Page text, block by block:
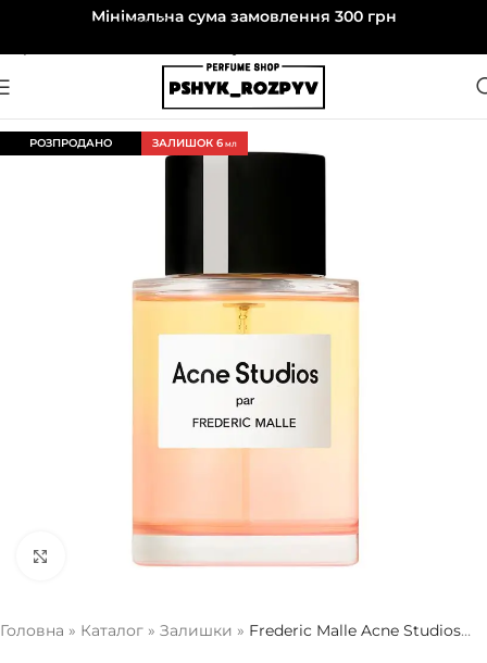
Перейти до навігаціїМінімальна сума замовлення 300 грн
РОЗПРОДАНО ЗАЛИШОК 6 МЛ
Головна » Каталог » Залишки » Frederic Malle Acne Studios